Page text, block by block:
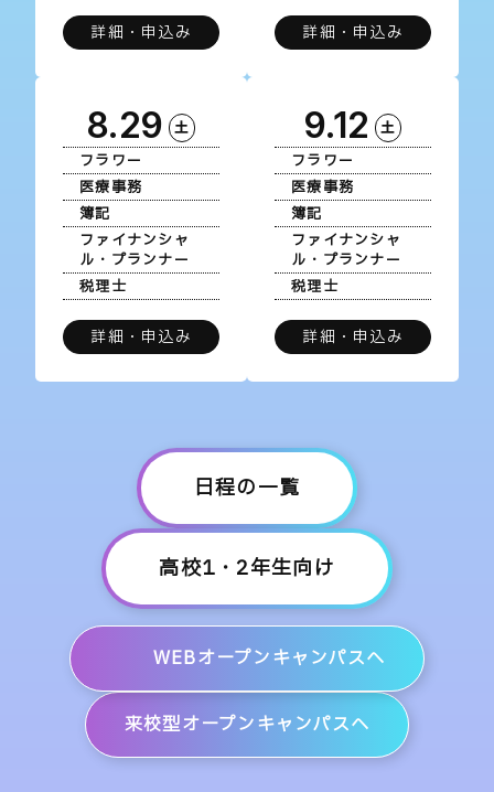
詳細・申込み 詳細・申込み
8.29 土
フラワー
医療事務
簿記
ファイナンシャ
ル・プランナー
税理士
詳細・申込み
9.12 土
フラワー
医療事務
簿記
ファイナンシャ
ル・プランナー
税理士
詳細・申込み
日程の一覧
高校1・2年生向け
WEBオープンキャンパスへ
来校型オープンキャンパスへ